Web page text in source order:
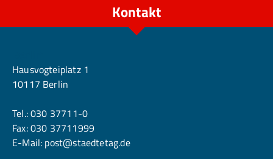
Kontakt
Hausvogteiplatz 1
10117 Berlin
Tel.:030 37711-0
Fax: 030 37711999
E-Mail: post@staedtetag.de